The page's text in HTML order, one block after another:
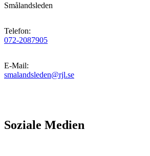
Smålandsleden
Telefon:
072-2087905
E-Mail:
smalandsleden@rjl.se
Soziale Medien